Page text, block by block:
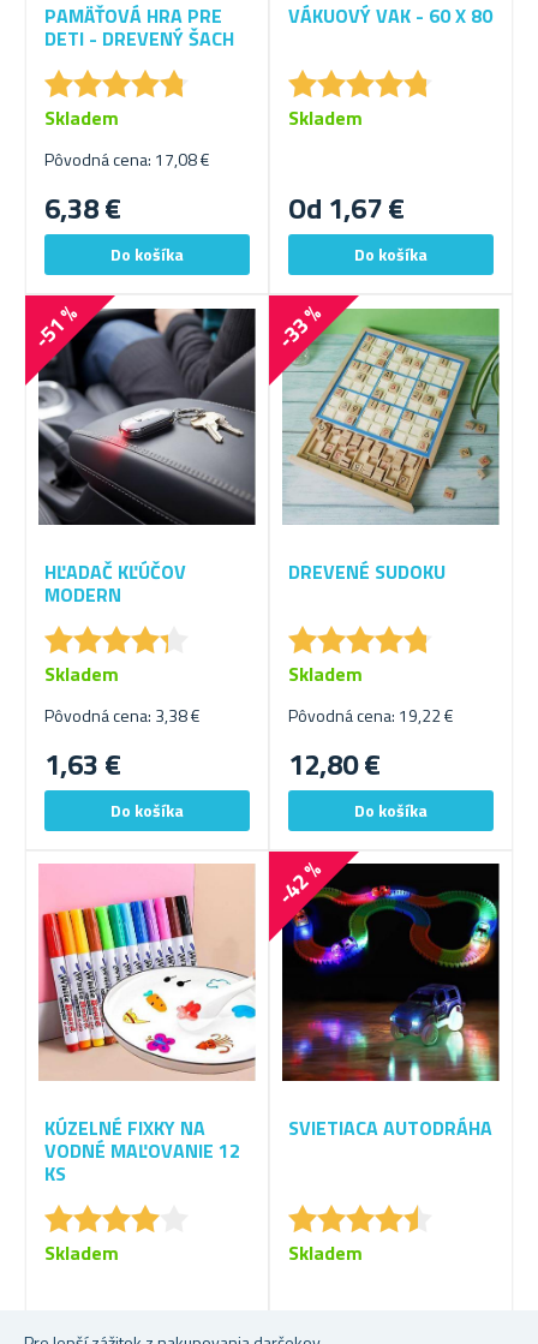
PAMÄŤOVÁ HRA PRE
DETI - DREVENÝ ŠACH
★★★★★
★★★★★
Pôvodná cena: 17,08 €
6,38 €
Skladem
VÁKUOVÝ VAK - 60 X 80
★★★★★
★★★★★
Od 1,67 €
Skladem
-51 %
HĽADAČ KĽÚČOV
MODERN
★★★★★
★★★★★
Pôvodná cena: 3,38 €
1,63 €
Skladem
-33 %
DREVENÉ SUDOKU
★★★★★
★★★★★
Pôvodná cena: 19,22 €
12,80 €
Skladem
KÚZELNÉ FIXKY NA
VODNÉ MAĽOVANIE 12
KS
★★★★
★★★★
Skladem
-42 %
SVIETIACA AUTODRÁHA
★★★★★
★★★★★
Skladem